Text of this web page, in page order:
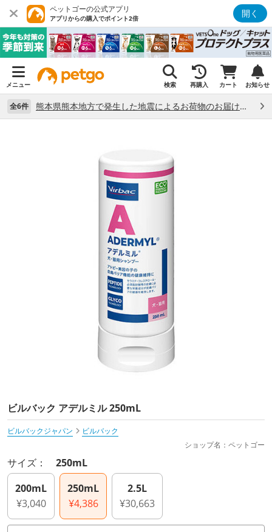
ペットゴーの公式アプリ
アプリからの購入でポイント2倍 開く
メニュー 検索 再購入 カート お知らせ
全6件 熊本県熊本地方で発生した地震によるお荷物のお届け状況について （7/28）
ビルバック アデルミル 250mL
ビルバックジャパン
ビルバック
ショップ名：ペットゴー
サイズ： 250mL
200mL
¥3,040
250mL
¥4,386
2.5L
¥30,663